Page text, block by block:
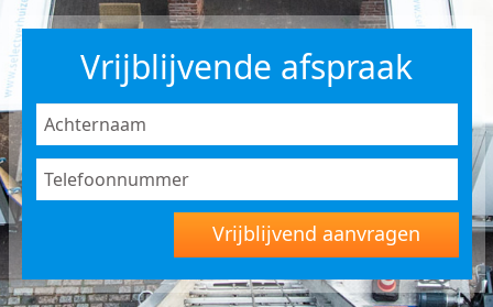
Vrijblijvende afspraak
Vrijblijvend aanvragen